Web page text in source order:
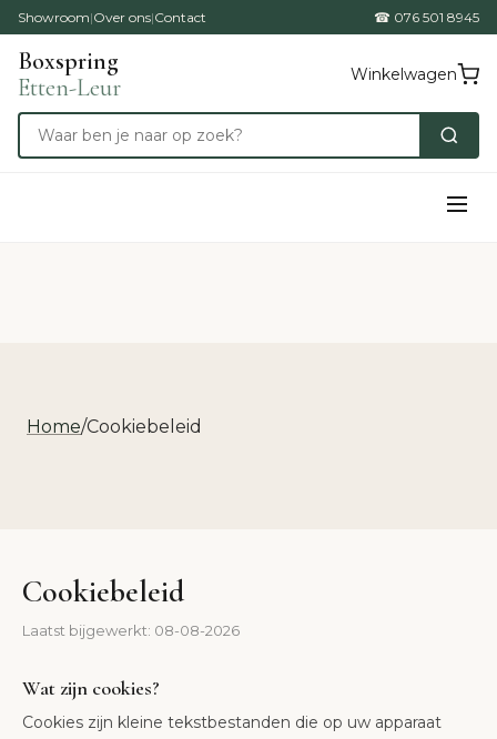
Showroom|Over ons|Contact ☎ 076 501 8945
Boxspring
Etten-Leur
Winkelwagen
Home/Cookiebeleid
Cookiebeleid
Laatst bijgewerkt: 08-08-2026
Wat zijn cookies?
Cookies zijn kleine tekstbestanden die op uw apparaat